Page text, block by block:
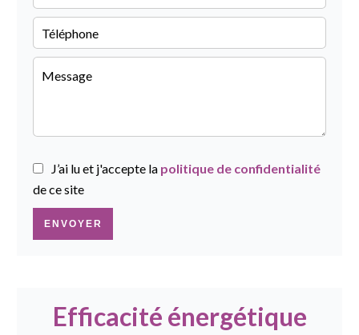
J’ai lu et j'accepte la politique de confidentialité
de ce site
ENVOYER
Efficacité énergétique